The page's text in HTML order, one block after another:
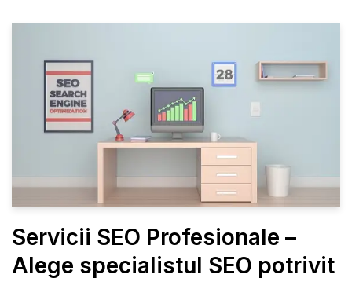
Servicii SEO Profesionale –
Alege specialistul SEO potrivit